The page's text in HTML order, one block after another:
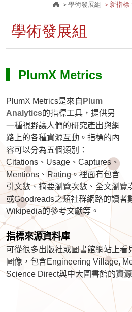
學術發展組 新指標
學術發展組
▎PlumX Metrics
PlumX Metrics是來自 Plum
Analytics的指標工具，提供另
一種視野讓人們的研究產出與網
路上的各種資源互動。指標的內
容可以分為五個類別：
Citations、Usage、Captures、
Mentions、Rating。裡面有包含
引文數、摘要瀏覽次數、全文瀏覽
或Goodreads之類社群網路的讀者
Wikipedia的參考文獻等。
指標來源資料庫
可從很多出版社或圖書館網站上看
圖像，包含Engineering Village,
Science Direct與中大圖書館的資